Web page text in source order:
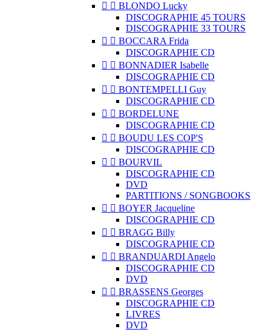
  BLONDO Lucky
DISCOGRAPHIE 45 TOURS
DISCOGRAPHIE 33 TOURS
  BOCCARA Frida
DISCOGRAPHIE CD
  BONNADIER Isabelle
DISCOGRAPHIE CD
  BONTEMPELLI Guy
DISCOGRAPHIE CD
  BORDELUNE
DISCOGRAPHIE CD
  BOUDU LES COP'S
DISCOGRAPHIE CD
  BOURVIL
DISCOGRAPHIE CD
DVD
PARTITIONS / SONGBOOKS
  BOYER Jacqueline
DISCOGRAPHIE CD
  BRAGG Billy
DISCOGRAPHIE CD
  BRANDUARDI Angelo
DISCOGRAPHIE CD
DVD
  BRASSENS Georges
DISCOGRAPHIE CD
LIVRES
DVD